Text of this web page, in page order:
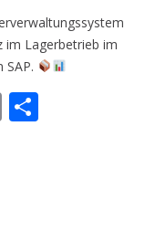
im Lagerbetrieb im
SAP.
E